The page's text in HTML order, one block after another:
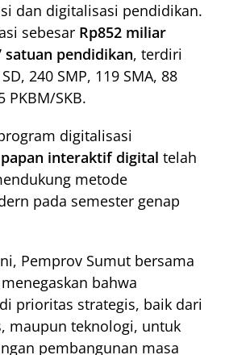
dan digitalisasi pendidikan.
sebesar Rp852 miliar
satuan pendidikan, terdiri
240 SMP, 119 SMA, 88
PKBM/SKB.
digitalisasi
papan interaktif digital telah
metode
pada semester genap
Pemprov Sumut bersama
bahwa
prioritas strategis, baik dari
maupun teknologi, untuk
pembangunan masa